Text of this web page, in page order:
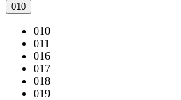
010
010
011
016
017
018
019